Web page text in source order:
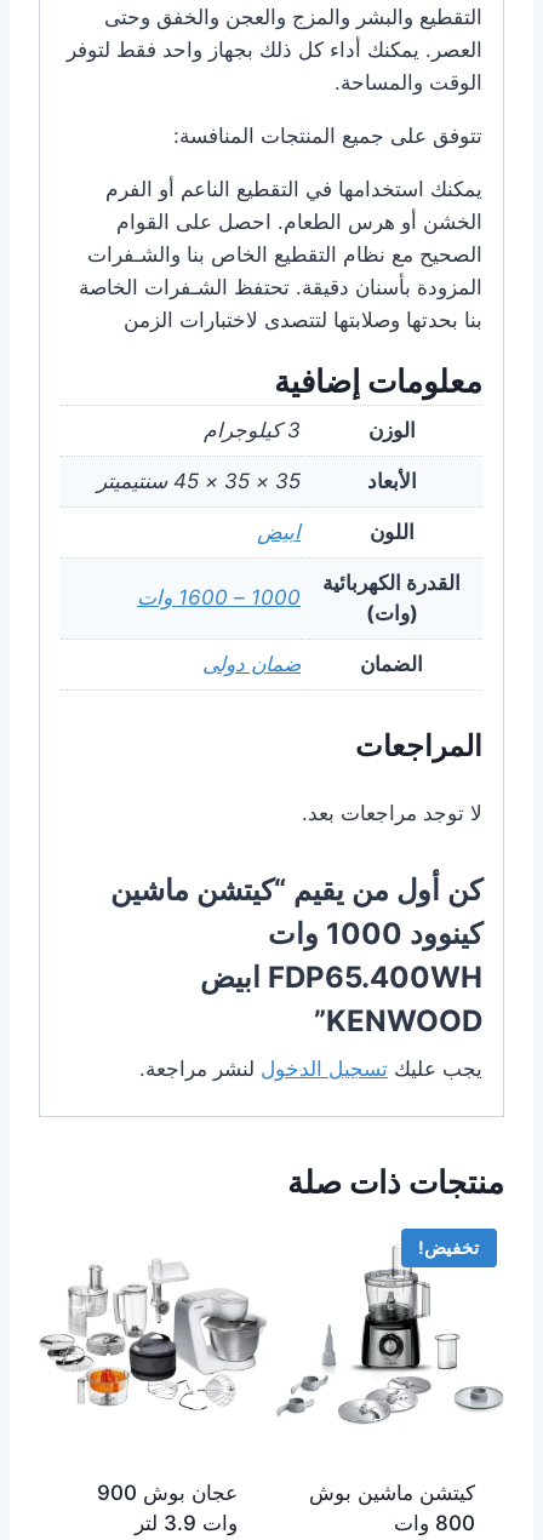
التقطيع والبشر والمزج والعجن والخفق وحتى
العصر. يمكنك أداء كل ذلك بجهاز واحد فقط لتوفر
الوقت والمساحة.
تتوفق على جميع المنتجات المنافسة:
يمكنك استخدامها في التقطيع الناعم أو الفرم
الخشن أو هرس الطعام. احصل على القوام
الصحيح مع نظام التقطيع الخاص بنا والشـفرات
المزودة بأسنان دقيقة. تحتفظ الشـفرات الخاصة
بنا بحدتها وصلابتها لتتصدى لاختبارات الزمن
معلومات إضافية
الوزن 3 كيلوجرام
الأبعاد 35 × 35 × 45 سنتيميتر
اللون ابيض
القدرة الكهربائية
(وات)
1000 – 1600 وات
الضمان ضمان دولى
المراجعات
لا توجد مراجعات بعد.
كن أول من يقيم “كيتشن ماشين
كينوود 1000 وات
FDP65.400WH ابيض
KENWOOD”
يجب عليك تسجيل الدخول لنشر مراجعة.
منتجات ذات صلة
تخفيض!
كيتشن ماشين بوش
800 وات
عجان بوش 900
وات 3.9 لتر